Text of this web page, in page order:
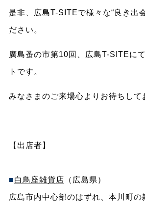
是非、広島T-SITEで様々な“良き出
ださい。
廣島蚤の市第10回、広島T-SITEに
トです。
みなさまのご来場心よりお待ちして
【出店者】
■白鳥座雑貨店 （広島県）
広島市内中心部のはずれ、本川町の